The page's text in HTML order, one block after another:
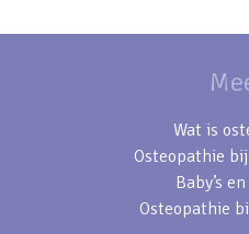
Wat is
Osteopathie
Baby’s
Osteopathie